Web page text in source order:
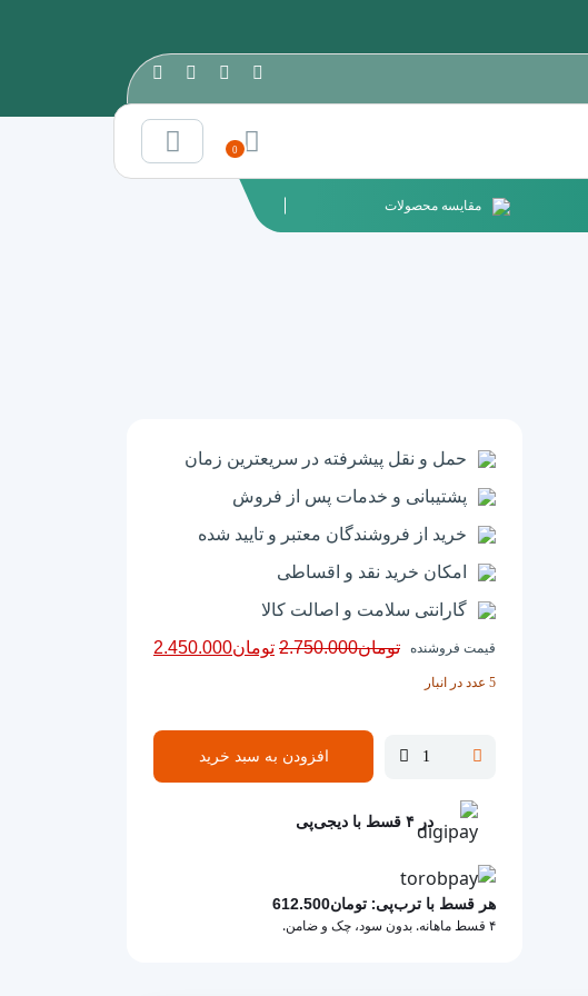
0
مقایسه محصولات
حمل و نقل پیشرفته در سریعترین زمان
پشتیبانی و خدمات پس از فروش
خرید از فروشندگان معتبر و تایید شده
امکان خرید نقد و اقساطی
گارانتی سلامت و اصالت کالا
قیمت فروشنده تومان2.750.000 قیمت
بود.
تومان2.450.000
5 عدد در انبار
لنت
ترمز
جلو
آزرا
برند
مدرن
تندیس
افزودن به سبد خرید
در ۴ قسط با دیجی‌پی
هر قسط با ترب‌پی: تومان612.500
۴ قسط ماهانه. بدون سود، چک و ضامن.